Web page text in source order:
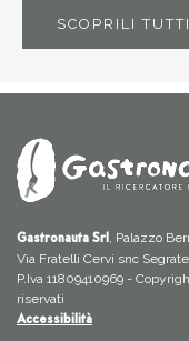
SCOPRILI TUTTI
Gastronauta Srl, Palazzo
Via Fratelli Cervi snc
P.Iva 11809410969 -
riservati
Accessibilità